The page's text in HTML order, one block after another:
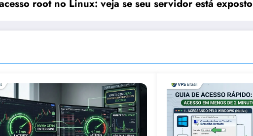
root no Linux: veja se seu servidor está exposto